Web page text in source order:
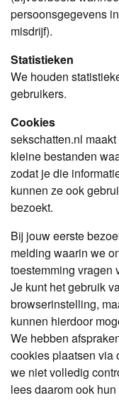
persoonsgegevens
misdrijf).
Statistieken
We houden
gebruikers.
Cookies
sekschatten.nl
kleine bestanden
zodat je die
kunnen ze ook
bezoekt.
Bij jouw eerste
melding waarin we
toestemming vragen
Je kunt het gebruik
browserinstelling,
kunnen hierdoor
We hebben
cookies plaatsen via
we niet volledig
lees daarom ook